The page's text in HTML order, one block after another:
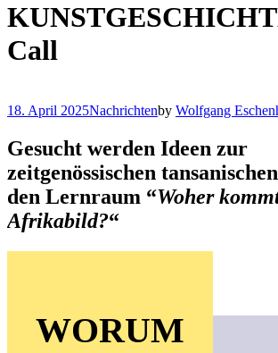
Call
18. April 2025Nachrichtenby Wolfgang
Gesucht werden Ideen zur
zeitgenössischen
den Lernraum “Woher
Afrikabild?“
WORUM